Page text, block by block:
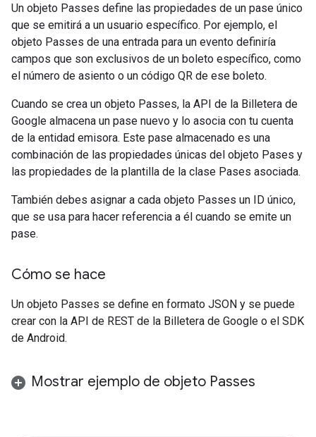
Un objeto Passes define las propiedades de un pase único
que se emitirá a un usuario específico. Por ejemplo, el
objeto Passes de una entrada para un evento definiría
campos que son exclusivos de un boleto específico, como
el número de asiento o un código QR de ese boleto.
Cuando se crea un objeto Passes, la API de la Billetera de
Google almacena un pase nuevo y lo asocia con tu cuenta
de la entidad emisora. Este pase almacenado es una
combinación de las propiedades únicas del objeto Pases y
las propiedades de la plantilla de la clase Pases asociada.
También debes asignar a cada objeto Passes un ID único,
que se usa para hacer referencia a él cuando se emite un
pase.
Cómo se hace
Un objeto Passes se define en formato JSON y se puede
crear con la API de REST de la Billetera de Google o el SDK
de Android.
Mostrar ejemplo de objeto Passes